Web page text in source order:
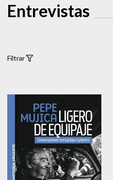
Entrevistas
Filtrar